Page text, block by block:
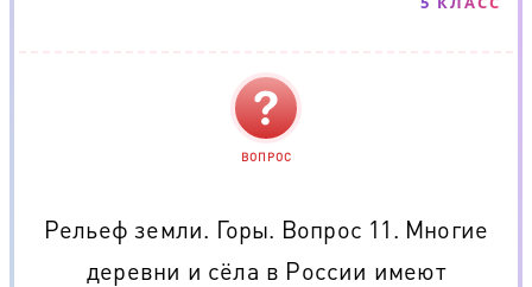
ВОПРОС
Рельеф земли. Горы. Вопрос 11. Многие
деревни и сёла в России имеют